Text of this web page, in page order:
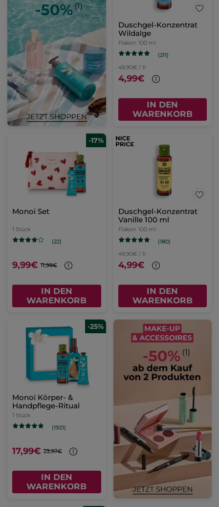
Duschgel-Konzentrat
Wildalge
Flakon 100 ml
(211)
49,90€ / 1l
4,99€
IN DEN
WARENKORB
-17%
Monoi Set
1 Stück
(22)
9,99€ 11,98€
IN DEN
WARENKORB
Duschgel-Konzentrat
Vanille 100 ml
Flakon 100 ml
(180)
49,90€ / 1l
4,99€
IN DEN
WARENKORB
-25%
Monoï Körper- &
Handpflege-Ritual
1 Stück
(1921)
17,99€ 23,97€
IN DEN
WARENKORB